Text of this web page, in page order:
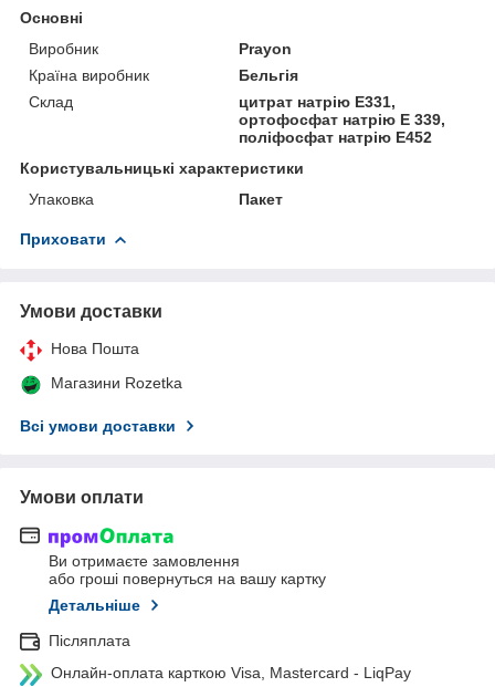
Основні
Виробник
Prayon
Країна виробник
Бельгія
Склад
цитрат натрію Е331,
ортофосфат натрію Е 339,
поліфосфат натрію Е452
Користувальницькі характеристики
Упаковка
Пакет
Приховати
Умови доставки
Нова Пошта
Магазини Rozetka
Всі умови доставки
Умови оплати
Ви отримаєте замовлення
або гроші повернуться на вашу картку
Детальніше
Післяплата
Онлайн-оплата карткою Visa, Mastercard - LiqPay